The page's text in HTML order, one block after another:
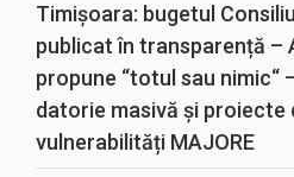
Timișoara: bugetul
publicat în transparență –
propune “totul sau nimic“
datorie masivă și proiecte
vulnerabilități MAJORE